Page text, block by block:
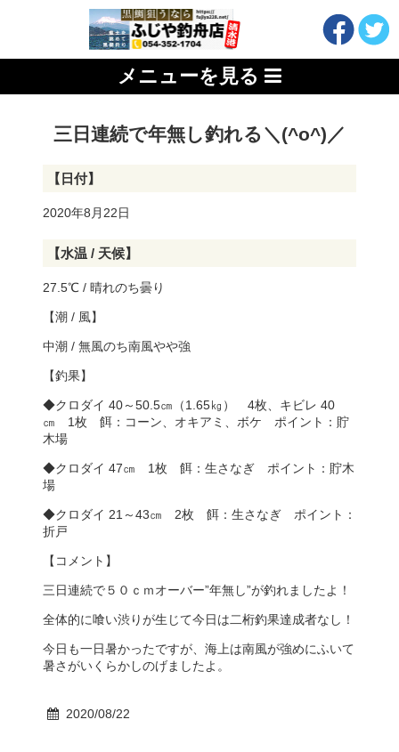
メニューを見る
三日連続で年無し釣れる＼(^o^)／
【日付】
2020年8月22日
【水温 / 天候】
27.5℃ / 晴れのち曇り
【潮 / 風】
中潮 / 無風のち南風やや強
【釣果】
◆クロダイ 40～50.5㎝（1.65㎏） 4枚、キビレ 40
㎝ 1枚 餌：コーン、オキアミ、ボケ ポイント：貯
木場
◆クロダイ 47㎝ 1枚 餌：生さなぎ ポイント：貯木
場
◆クロダイ 21～43㎝ 2枚 餌：生さなぎ ポイント：
折戸
【コメント】
三日連続で５０ｃｍオーバー”年無し”が釣れましたよ！
全体的に喰い渋りが生じて今日は二桁釣果達成者なし！
今日も一日暑かったですが、海上は南風が強めにふいて
暑さがいくらかしのげましたよ。
2020/08/22